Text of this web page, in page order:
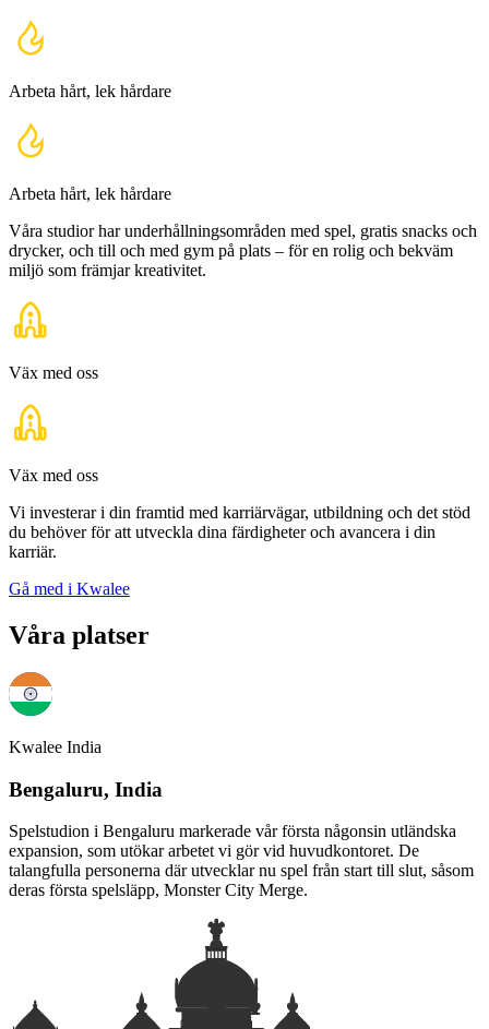
Arbeta hårt, lek hårdare
Arbeta hårt, lek hårdare
Våra studior har underhållningsområden med spel, gratis snacks och
drycker, och till och med gym på plats – för en rolig och bekväm
miljö som främjar kreativitet.
Väx med oss
Väx med oss
Vi investerar i din framtid med karriärvägar, utbildning och det stöd
du behöver för att utveckla dina färdigheter och avancera i din
karriär.
Gå med i Kwalee
Våra platser
Kwalee India
Bengaluru, India
Spelstudion i Bengaluru markerade vår första någonsin utländska
expansion, som utökar arbetet vi gör vid huvudkontoret. De
talangfulla personerna där utvecklar nu spel från start till slut, såsom
deras första spelsläpp, Monster City Merge.